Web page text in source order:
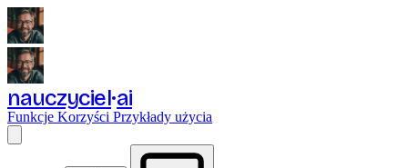
nauczyciel ai
Funkcje Korzyści Przykłady użycia